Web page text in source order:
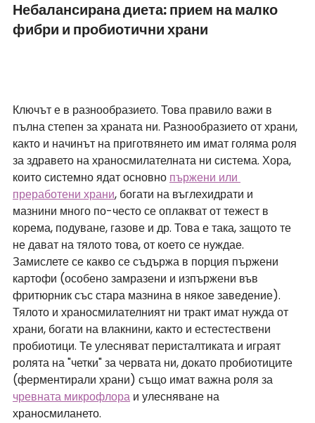
Небалансирана диета: прием на малко
фибри и пробиотични храни
Ключът е в разнообразието. Това правило важи в
пълна степен за храната ни. Разнообразието от храни,
както и начинът на приготвянето им имат голяма роля
за здравето на храносмилателната ни система. Хора,
които системно ядат основно пържени или
преработени храни, богати на въглехидрати и
мазнини много по-често се оплакват от тежест в
корема, подуване, газове и др. Това е така, защото те
не дават на тялото това, от което се нуждае.
Замислете се какво се съдържа в порция пържени
картофи (особено замразени и изпържени във
фритюрник със стара мазнина в някое заведение).
Тялото и храносмилателният ни тракт имат нужда от
храни, богати на влакнини, както и естестествени
пробиотици. Те улесняват перисталтиката и играят
ролята на "четки" за червата ни, докато пробиотиците
(ферментирали храни) също имат важна роля за
чревната микрофлора и улесняване на
храносмилането.